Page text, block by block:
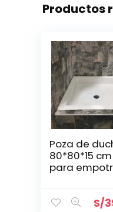
Productos
Poza de
80*80*15
para
S/